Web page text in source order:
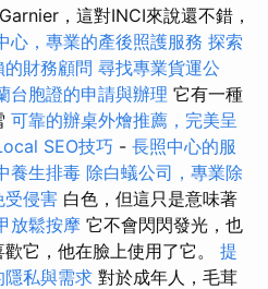
Garnier，這對INCI來說還不錯，
心，專業的產後照護服務 探索
財務顧問 尋找專業貨運公
台胞證的申請與辦理 它有一種
可靠的辦桌外燴推薦，完美呈
SEO技巧 - 長照中心的服
養生排毒 除白蟻公司，專業除
受侵害 白色，但這只是意味著
放鬆按摩 它不會閃閃發光，也
它，他在臉上使用了它。 提
隱私與需求 對於成年人，毛茸